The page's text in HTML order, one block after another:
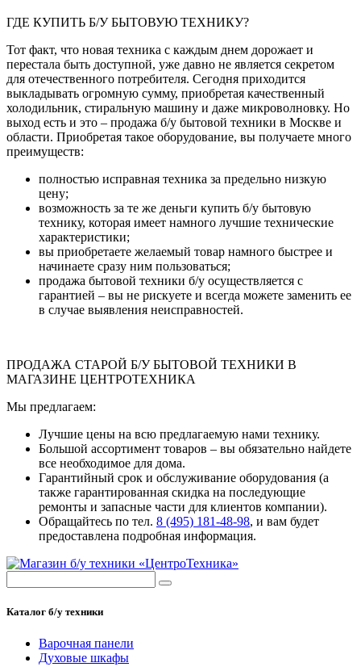
ГДЕ КУПИТЬ Б/У БЫТОВУЮ ТЕХНИКУ?
Тот факт, что новая техника с каждым днем дорожает и
перестала быть доступной, уже давно не является секретом
для отечественного потребителя. Сегодня приходится
выкладывать огромную сумму, приобретая качественный
холодильник, стиральную машину и даже микроволновку. Но
выход есть и это – продажа б/у бытовой техники в Москве и
области. Приобретая такое оборудование, вы получаете много
преимуществ:
полностью исправная техника за предельно низкую
цену;
возможность за те же деньги купить б/у бытовую
технику, которая имеет намного лучшие технические
характеристики;
вы приобретаете желаемый товар намного быстрее и
начинаете сразу ним пользоваться;
продажа бытовой техники б/у осуществляется с
гарантией – вы не рискуете и всегда можете заменить ее
в случае выявления неисправностей.
ПРОДАЖА СТАРОЙ Б/У БЫТОВОЙ ТЕХНИКИ В
МАГАЗИНЕ ЦЕНТРОТЕХНИКА
Мы предлагаем:
Лучшие цены на всю предлагаемую нами технику.
Большой ассортимент товаров – вы обязательно найдете
все необходимое для дома.
Гарантийный срок и обслуживание оборудования (а
также гарантированная скидка на последующие
ремонты и запасные части для клиентов компании).
Обращайтесь по тел. 8 (495) 181-48-98, и вам будет
предоставлена подробная информация.
Каталог б/у техники
Варочная панели
Духовые шкафы